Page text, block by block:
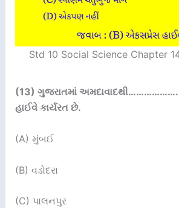
Std 10 Social Science Chapter
(13) ગુજરાતમાં અમદાવાદથી……………….
હાઈવે કાર્યરત છે.
(A) મુંબઈ
(B) વડોદરા
(C) પાલનપુર